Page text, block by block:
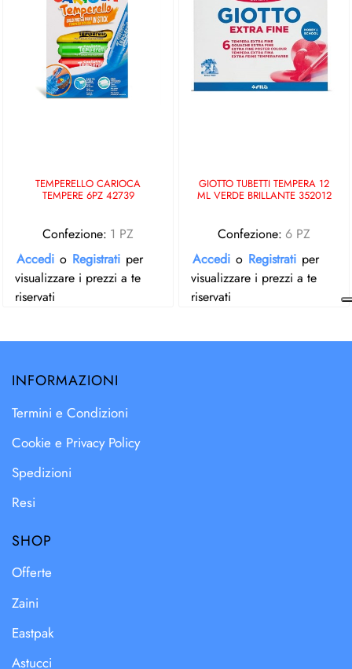
TEMPERELLO CARIOCA
TEMPERE 6PZ 42739
Confezione: 1 PZ
Accedi o Registrati per
visualizzare i prezzi a te
riservati
GIOTTO TUBETTI TEMPERA 12
ML VERDE BRILLANTE 352012
Confezione: 6 PZ
Accedi o Registrati per
visualizzare i prezzi a te
riservati
INFORMAZIONI
Termini e Condizioni
Cookie e Privacy Policy
Spedizioni
Resi
SHOP
Offerte
Zaini
Eastpak
Astucci